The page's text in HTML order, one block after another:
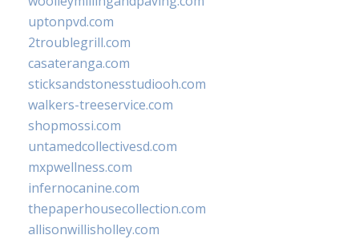
uptonpvd.com
2troublegrill.com
casateranga.com
sticksandstonesstudiooh.com
walkers-treeservice.com
shopmossi.com
untamedcollectivesd.com
mxpwellness.com
infernocanine.com
thepaperhousecollection.com
allisonwillisholley.com